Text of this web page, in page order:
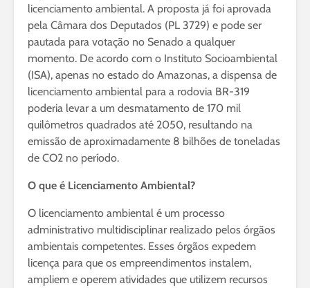
licenciamento ambiental. A proposta já foi aprovada
pela Câmara dos Deputados (PL 3729) e pode ser
pautada para votação no Senado a qualquer
momento. De acordo com o Instituto Socioambiental
(ISA), apenas no estado do Amazonas, a dispensa de
licenciamento ambiental para a rodovia BR-319
poderia levar a um desmatamento de 170 mil
quilômetros quadrados até 2050, resultando na
emissão de aproximadamente 8 bilhões de toneladas
de CO2 no período.
O que é Licenciamento Ambiental?
O licenciamento ambiental é um processo
administrativo multidisciplinar realizado pelos órgãos
ambientais competentes. Esses órgãos expedem
licença para que os empreendimentos instalem,
ampliem e operem atividades que utilizem recursos